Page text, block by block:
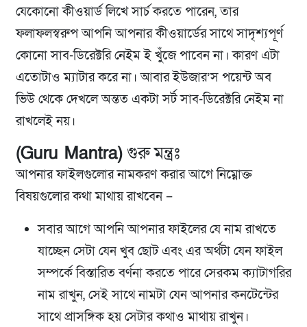
যেকোনো কীওয়ার্ড লিখে সার্চ করতে পারেন, তার
ফলাফলস্বরুপ আপনি আপনার কীওয়ার্ডের সাথে সাদৃশ্যপূর্ণ
কোনো সাব-ডিরেক্টরি নেইম ই খুঁজে পাবেন না। কারণ এটা
এতোটাও ম্যাটার করে না। আবার ইউজার’স পয়েন্ট অব
ভিউ থেকে দেখলে অন্তত একটা সর্ট সাব-ডিরেক্টরি নেইম না
রাখলেই নয়।
(Guru Mantra) গুরু মন্ত্রঃ
আপনার ফাইলগুলোর নামকরণ করার আগে নিম্নোক্ত
বিষয়গুলোর কথা মাথায় রাখবেন –
সবার আগে আপনি আপনার ফাইলের যে নাম রাখতে
যাচ্ছেন সেটা যেন খুব ছোট এবং এর অর্থটা যেন ফাইল
সম্পর্কে বিস্তারিত বর্ণনা করতে পারে সেরকম ক্যাটাগরির
নাম রাখুন, সেই সাথে নামটা যেন আপনার কনটেন্টের
সাথে প্রাসঙ্গিক হয় সেটার কথাও মাথায় রাখুন।